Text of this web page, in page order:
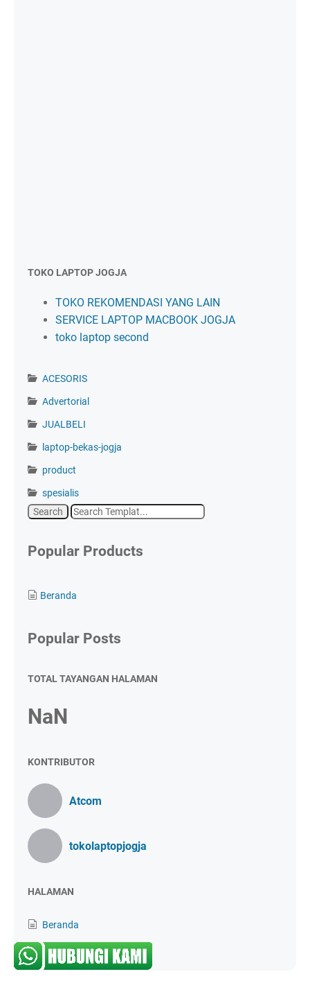
TOKO LAPTOP JOGJA
TOKO REKOMENDASI YANG LAIN
SERVICE LAPTOP MACBOOK JOGJA
toko laptop second
ACESORIS
Advertorial
JUALBELI
laptop-bekas-jogja
product
spesialis
Popular Products
Beranda
Popular Posts
TOTAL TAYANGAN HALAMAN
NaN
KONTRIBUTOR
Atcom
tokolaptopjogja
HALAMAN
Beranda